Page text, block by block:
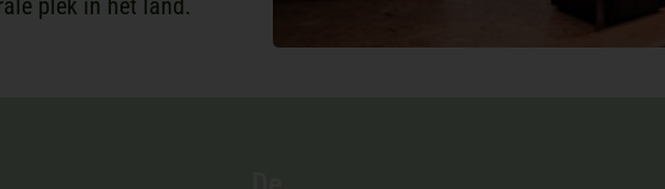
plek in het land.